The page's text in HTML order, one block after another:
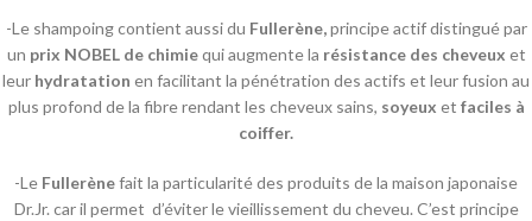
-Le shampoing contient aussi du Fullerène,principe actif distingué par
un prix NOBEL de chimiequi augmente la résistance des cheveux et
leur hydratation en facilitant la pénétration des actifs et leur fusion au
plus profond de la fibre rendant les cheveux sains, soyeux et faciles à
coiffer.
-Le Fullerènefait la particularité des produits de la maison japonaise
Dr.Jr. car il permet d’éviter le vieillissement du cheveu. C’est principe